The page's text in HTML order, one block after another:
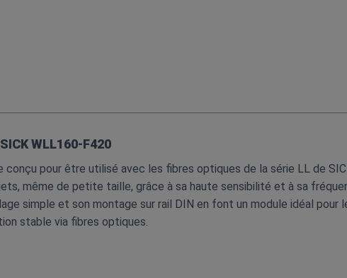
WLL160‑F420
pour être utilisé avec les fibres optiques de la série LL de
même de petite taille, grâce à sa haute sensibilité et à sa
simple et son montage sur rail DIN en font un module idéal pour
stable via fibres optiques.